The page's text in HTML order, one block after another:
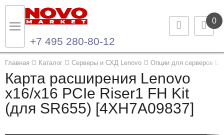
0
+7 495 280-80-12
Главная Каталог Серверы и СХД Lenovo Опции для серверов
Карта расширения Lenovo
x16/x16 PCIe Riser1 FH Kit
(для SR655) [4XH7A09837]
Назад
Каталог продукции
Ноутбуки и ультрабуки
Назад
Контакты
Контактная информация